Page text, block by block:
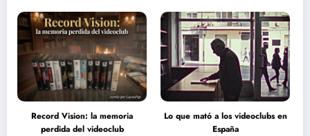
Record Vision: la memoria
perdida del videoclub
Lo que mató a los videoclubs en
España